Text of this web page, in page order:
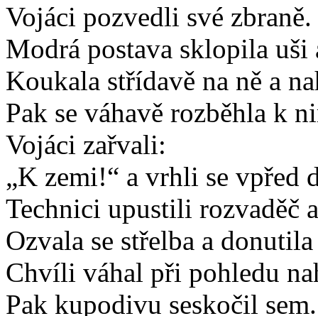
Vojáci pozvedli své zbraně.
Modrá postava sklopila uši
Koukala střídavě na ně a
Pak se váhavě rozběhla k
Vojáci zařvali:
„K zemi!“ a vrhli se vpřed
Technici upustili rozvaděč
Ozvala se střelba a
Chvíli váhal při pohledu
Pak kupodivu seskočil sem.